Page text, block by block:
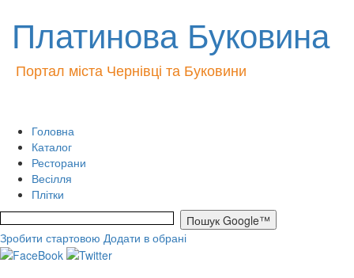
Платинова Буковина
Портал міста Чернівці та Буковини
Головна
Каталог
Ресторани
Весілля
Плітки
Зробити стартовою Додати в обрані